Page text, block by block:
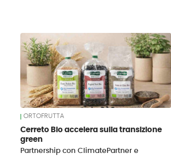
News
ORTOFRUTTA
Cerreto Bio accelera sulla transizione
green
Partnership con ClimatePartner e